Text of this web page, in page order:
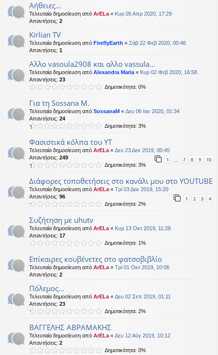
Αήθειες...
Τελευταία δημοσίευση από ArELa « Κυρ 05 Απρ 2020, 17:29
Απαντήσεις: 2
Kirlian TV
Τελευταία δημοσίευση από FireflyEarth « Σάβ 22 Φεβ 2020, 00:46
Απαντήσεις: 1
Αλλο vasoula2908 και αλλο vassula...
Τελευταία δημοσίευση από Alexandra Maria « Κυρ 02 Φεβ 2020, 16:58
Απαντήσεις: 23
Δημοτικότητα: 0%
Για τη Sossana M.
Τελευταία δημοσίευση από SossanaM « Δευ 06 Ιαν 2020, 01:34
Απαντήσεις: 24
Δημοτικότητα: 3%
Φασιστικά κόλπα του ΥΤ
Τελευταία δημοσίευση από ArELa « Δευ 23 Δεκ 2019, 00:45
Απαντήσεις: 249 1 … 7 8 9 10
Δημοτικότητα: 3%
Διάφορες τοποθετήσεις στο κανάλι μου στο YOUTUBE
Τελευταία δημοσίευση από ArELa « Τρί 03 Δεκ 2019, 15:20
Απαντήσεις: 96 1 2 3 4
Δημοτικότητα: 2%
Συζήτηση με uhutv
Τελευταία δημοσίευση από ArELa « Κυρ 13 Οκτ 2019, 11:28
Απαντήσεις: 17
Δημοτικότητα: 1%
Επίκαιρες κουβένετες στο φατσοβιβλίο
Τελευταία δημοσίευση από ArELa « Τρί 01 Οκτ 2019, 10:06
Απαντήσεις: 2
Πόλεμος...
Τελευταία δημοσίευση από ArELa « Δευ 02 Σεπ 2019, 01:11
Απαντήσεις: 23
Δημοτικότητα: 2%
ΒΑΓΓΕΛΗΣ ΑΒΡΑΜΑΚΗΣ
Τελευταία δημοσίευση από ArELa « Δευ 12 Αύγ 2019, 10:12
Απαντήσεις: 2
Δημοτικότητα: 0%